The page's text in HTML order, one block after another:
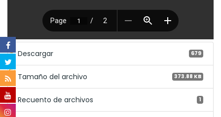
Descargar 679
Tamaño del archivo 373.88 KB
Recuento de archivos 1